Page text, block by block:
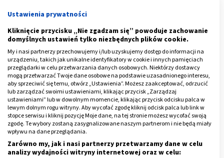
przez pacjentki z bólem żołądka, co w niektórych
przypadkach prowadzi do jego początkowego
zignorowania.
Jak rozpoznać stan przedzawałowy inaczej niż po
bólu zamostkowym?Inne ważne symptomy to:
problemy ze swobodnym oddychaniem, w tym
duszności,
bladość skóry,
wzmożona potliwość,
zaburzenia tętna,
Ustawienia prywatności
Kliknięcie przycisku „Nie zgadzam się” powoduje zachowanie
domyślnych ustawień tylko niezbędnych plików cookie.
My i nasi partnerzy przechowujemy i/lub uzyskujemy dostęp do informacji na
urządzeniu, takich jak unikalne identyfikatory w cookie i innych pamięciach
przeglądarki w celu przetwarzania danych osobowych. Niektórzy dostawcy
mogą przetwarzać Twoje dane osobowe na podstawie uzasadnionego interesu,
aby sprzeciwić się temu, otwórz „Ustawienia”. Możesz zaakceptować, odrzucić
lub zarządzać swoimi ustawieniami, klikając przycisk „Zarządzaj
ustawieniami” lub w dowolnym momencie, klikając przycisk odcisku palca w
lewym dolnym rogu witryny. Aby wycofać zgodę kliknij odcisk palca lub link w
stopce serwisu i kliknij pozycję Moje dane, na tej stronie możesz wycofać swoją
zgodę. Te wybory zostaną zasygnalizowane naszym partnerom i nie będą miały
wpływu na dane przeglądania.
Zarówno my, jak i nasi partnerzy przetwarzamy dane w celu
analizy wydajności witryny internetowej oraz w celu: